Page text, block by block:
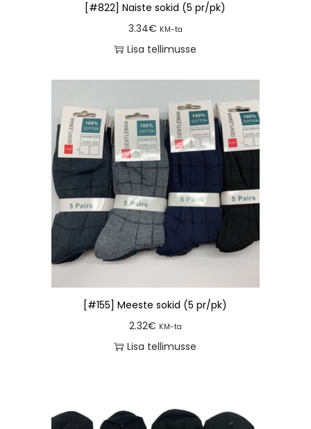
[#822] Naiste sokid (5 pr/pk)
3.34€ KM-ta
Lisa tellimusse
[#155] Meeste sokid (5 pr/pk)
2.32€ KM-ta
Lisa tellimusse